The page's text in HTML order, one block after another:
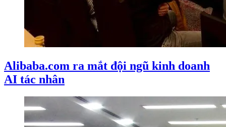
Alibaba.com ra mắt đội ngũ kinh doanh
AI tác nhân